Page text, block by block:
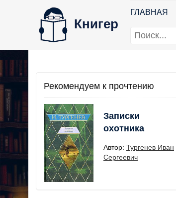
Книгер
ГЛАВНАЯ
Рекомендуем к прочтению
Записки
охотника
Автор: Тургенев Иван
Сергеевич